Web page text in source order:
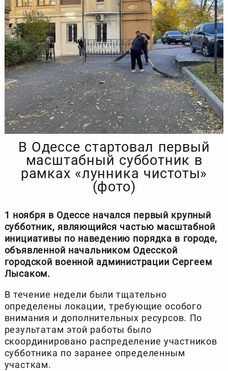
В Одессе стартовал первый
масштабный субботник в
рамках «лунника чистоты»
(фото)
1 ноября в Одессе начался первый крупный
субботник, являющийся частью масштабной
инициативы по наведению порядка в городе,
объявленной начальником Одесской
городской военной администрации Сергеем
Лысаком.
В течение недели были тщательно
определены локации, требующие особого
внимания и дополнительных ресурсов. По
результатам этой работы было
скоординировано распределение участников
субботника по заранее определенным
участкам.